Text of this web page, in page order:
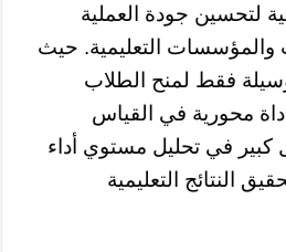
لتحسين جودة العملية
والمؤسسات التعليمية. حيث
فقط لمنح الطلاب
محورية في القياس
كبير في تحليل مستوي أداء
النتائج التعليمية